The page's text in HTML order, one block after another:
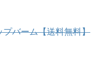
バーム【送料無料】